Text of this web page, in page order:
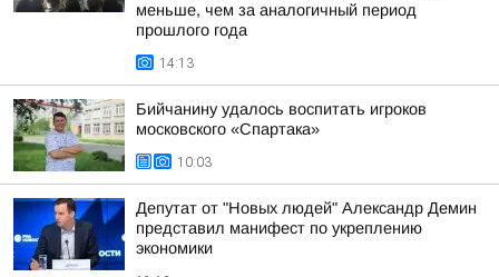
меньше, чем за аналогичный период
прошлого года
14:13
Бийчанину удалось воспитать игроков
московского «Спартака»
10:03
Депутат от "Новых людей" Александр Демин
представил манифест по укреплению
экономики